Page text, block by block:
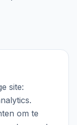
site:
om te